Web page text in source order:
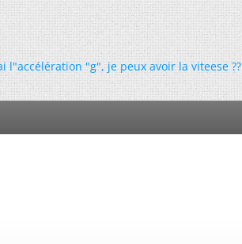
l"accélération "g", je peux avoir la viteese ??